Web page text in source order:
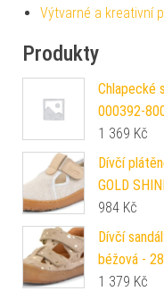
Výtvarné a kreativní
Produkty
Chlapecké
000392-
1 369 Kč
Dívčí
GOLD
984 Kč
Dívčí
béžová - 28
1 379 Kč